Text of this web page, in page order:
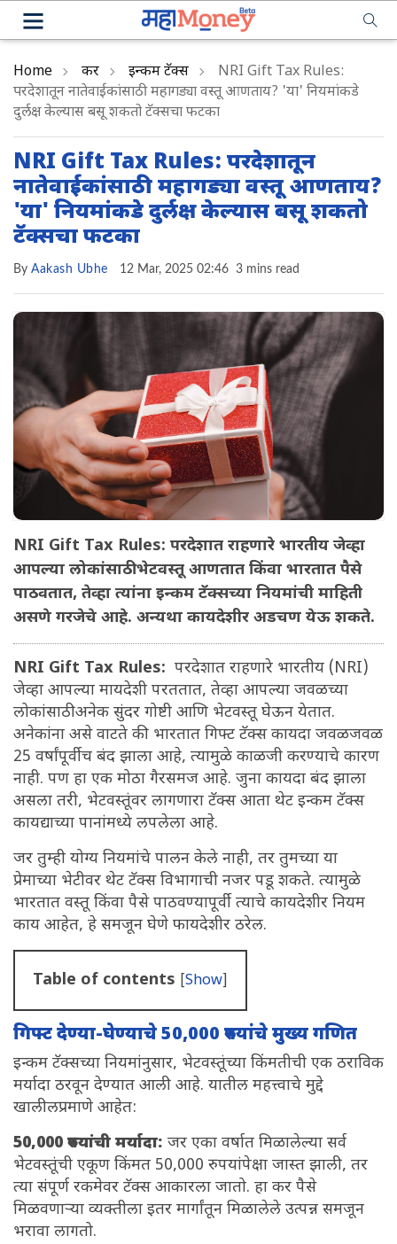
Home कर इन्कम टॅक्स
NRI Gift Tax Rules:
परदेशातून नातेवाईकांसाठी महागड्या वस्तू आणताय? 'या' नियमांकडे
दुर्लक्ष केल्यास बसू शकतो टॅक्सचा फटका
NRI Gift Tax Rules: परदेशातून
नातेवाईकांसाठी महागड्या वस्तू आणताय?
'या' नियमांकडे दुर्लक्ष केल्यास बसू शकतो
टॅक्सचा फटका
By Aakash Ubhe 12 Mar, 2025 02:46 3 mins read
NRI Gift Tax Rules: परदेशात राहणारे भारतीय जेव्हा
आपल्या लोकांसाठी भेटवस्तू आणतात किंवा भारतात पैसे
पाठवतात, तेव्हा त्यांना इन्कम टॅक्सच्या नियमांची माहिती
असणे गरजेचे आहे. अन्यथा कायदेशीर अडचण येऊ शकते.
NRI Gift Tax Rules: परदेशात राहणारे भारतीय (NRI)
जेव्हा आपल्या मायदेशी परततात, तेव्हा आपल्या जवळच्या
लोकांसाठी अनेक सुंदर गोष्टी आणि भेटवस्तू घेऊन येतात.
अनेकांना असे वाटते की भारतात गिफ्ट टॅक्स कायदा जवळजवळ
25 वर्षांपूर्वीच बंद झाला आहे, त्यामुळे काळजी करण्याचे कारण
नाही. पण हा एक मोठा गैरसमज आहे. जुना कायदा बंद झाला
असला तरी, भेटवस्तूंवर लागणारा टॅक्स आता थेट इन्कम टॅक्स
कायद्याच्या पानांमध्ये लपलेला आहे.
जर तुम्ही योग्य नियमांचे पालन केले नाही, तर तुमच्या या
प्रेमाच्या भेटीवर थेट टॅक्स विभागाची नजर पडू शकते. त्यामुळे
भारतात वस्तू किंवा पैसे पाठवण्यापूर्वी त्याचे कायदेशीर नियम
काय आहेत, हे समजून घेणे फायदेशीर ठरेल.
Table of contents [Show]
गिफ्ट देण्या-घेण्याचे 50,000 रुपयांचे मुख्य गणित
इन्कम टॅक्सच्या नियमांनुसार, भेटवस्तूंच्या किंमतीची एक ठराविक
मर्यादा ठरवून देण्यात आली आहे. यातील महत्त्वाचे मुद्दे
खालीलप्रमाणे आहेत:
50,000 रुपयांची मर्यादा: जर एका वर्षात मिळालेल्या सर्व
भेटवस्तूंची एकूण किंमत 50,000 रुपयांपेक्षा जास्त झाली, तर
त्या संपूर्ण रकमेवर टॅक्स आकारला जातो. हा कर पैसे
मिळवणाऱ्या व्यक्तीला इतर मार्गांतून मिळालेले उत्पन्न समजून
भरावा लागतो.